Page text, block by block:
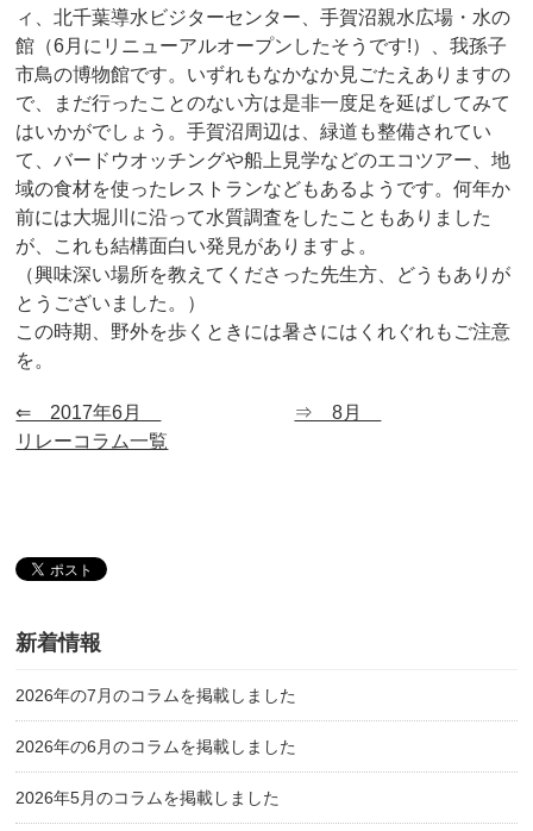
ィ、北千葉導水ビジターセンター、手賀沼親水広場・水の
館（6月にリニューアルオープンしたそうです!）、我孫子
市鳥の博物館です。いずれもなかなか見ごたえありますの
で、まだ行ったことのない方は是非一度足を延ばしてみて
はいかがでしょう。手賀沼周辺は、緑道も整備されてい
て、バードウオッチングや船上見学などのエコツアー、地
域の食材を使ったレストランなどもあるようです。何年か
前には大堀川に沿って水質調査をしたこともありました
が、これも結構面白い発見がありますよ。
（興味深い場所を教えてくださった先生方、どうもありが
とうございました。）
この時期、野外を歩くときには暑さにはくれぐれもご注意
を。
⇐ 2017年6月
⇒ 8月
リレーコラム一覧
新着情報
2026年の7月のコラムを掲載しました
2026年の6月のコラムを掲載しました
2026年5月のコラムを掲載しました